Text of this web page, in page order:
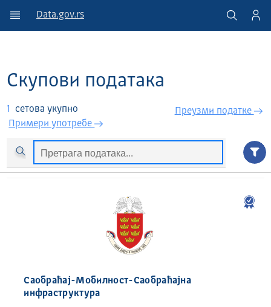
Data.gov.rs
Скупови података
1
сетова укупно
Примери употребе
Преузми податкe
Саобраћај-Мобилност-Саобраћајна
инфраструктура